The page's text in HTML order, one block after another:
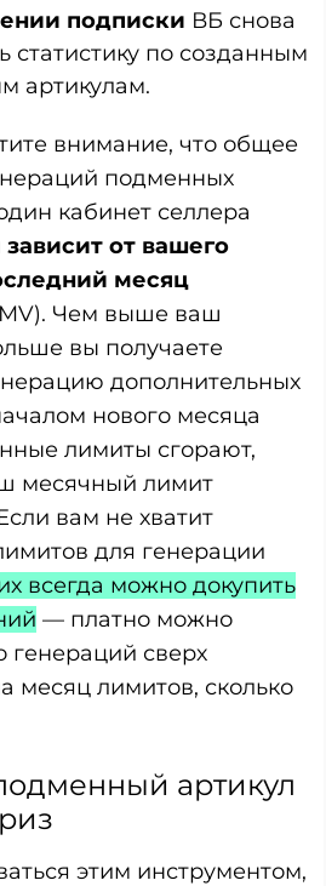
подписки ВБ снова
статистику по созданным
артикулам.
внимание, что общее
подменных
кабинет селлера
от вашего
месяц
Чем выше ваш
вы получаете
дополнительных
нового месяца
лимиты сгорают,
месячный лимит
вам не хватит
для генерации
всегда можно докупить
— платно можно
генераций сверх
месяц лимитов, сколько
артикул
этим инструментом,